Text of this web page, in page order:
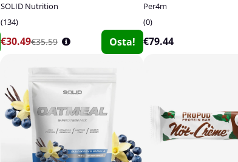
SOLID Nutrition
134
€30.49€35.59 Osta!
Per4m
0
€79.44